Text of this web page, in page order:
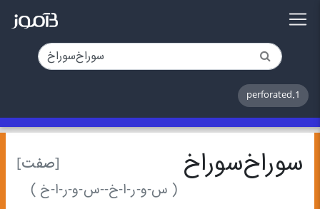
1.perforated
[صفت] سوراخ‌سوراخ
( س-و-ر-ا-خ-‌-س-و-ر-ا-خ )